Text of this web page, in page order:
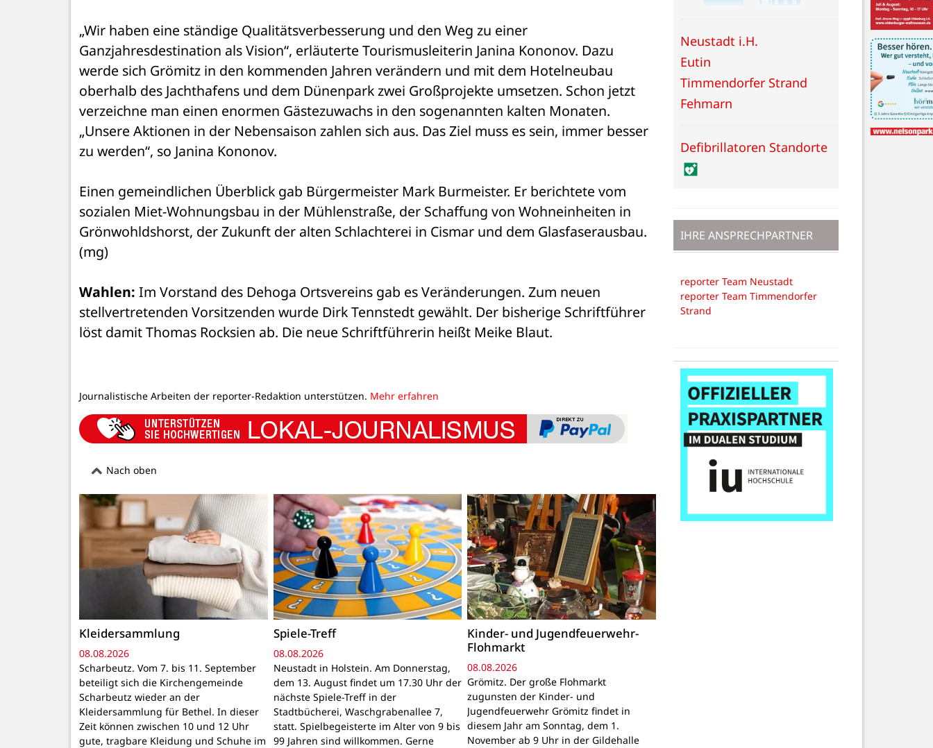
„Wir haben eine ständige Qualitätsverbesserung und den Weg zu einer
Ganzjahresdestination als Vision“, erläuterte Tourismusleiterin Janina Kononov. Dazu
werde sich Grömitz in den kommenden Jahren verändern und mit dem Hotelneubau
oberhalb des Jachthafens und dem Dünenpark zwei Großprojekte umsetzen. Schon jetzt
verzeichne man einen enormen Gästezuwachs in den sogenannten kalten Monaten.
„Unsere Aktionen in der Nebensaison zahlen sich aus. Das Ziel muss es sein, immer besser
zu werden“, so Janina Kononov.
Einen gemeindlichen Überblick gab Bürgermeister Mark Burmeister. Er berichtete vom
sozialen Miet-Wohnungsbau in der Mühlenstraße, der Schaffung von Wohneinheiten in
Grönwohldshorst, der Zukunft der alten Schlachterei in Cismar und dem Glasfaserausbau.
(mg)
Wahlen: Im Vorstand des Dehoga Ortsvereins gab es Veränderungen. Zum neuen
stellvertretenden Vorsitzenden wurde Dirk Tennstedt gewählt. Der bisherige Schriftführer
löst damit Thomas Rocksien ab. Die neue Schriftführerin heißt Meike Blaut.
Journalistische Arbeiten der reporter-Redaktion unterstützen. Mehr erfahren
Nach oben
Kleidersammlung
08.08.2026
Scharbeutz. Vom 7. bis 11. September
beteiligt sich die Kirchengemeinde
Scharbeutz wieder an der
Kleidersammlung für Bethel. In dieser
Zeit können zwischen 10 und 12 Uhr
gute, tragbare Kleidung und Schuhe im
Spiele-Treff
08.08.2026
Neustadt in Holstein. Am Donnerstag,
dem 13. August findet um 17.30 Uhr der
nächste Spiele-Treff in der
Stadtbücherei, Waschgrabenallee 7,
statt. Spielbegeisterte im Alter von 9 bis
99 Jahren sind willkommen. Gerne
Kinder- und Jugendfeuerwehr-
Flohmarkt
08.08.2026
Grömitz. Der große Flohmarkt
zugunsten der Kinder- und
Jugendfeuerwehr Grömitz findet in
diesem Jahr am Sonntag, dem 1.
November ab 9 Uhr in der Gildehalle
Neustadt i.H.
Eutin
Timmendorfer Strand
Defibrillatoren Standorte
IHRE ANSPRECHPARTNER
reporter Team Neustadt
reporter Team Timmendorfer